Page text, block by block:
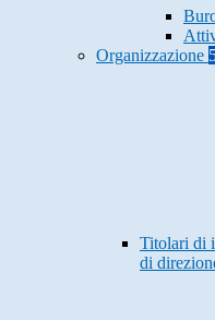
Organizzazione
Titolari di
di